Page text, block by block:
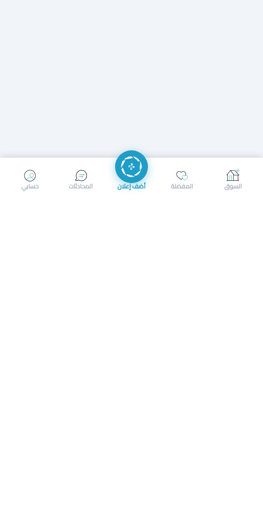
إرسال رسالة إجراء مكالمة
حسابي المحادثات أضف إعلان المفضلة السوق